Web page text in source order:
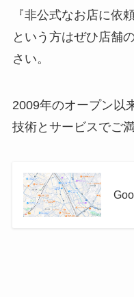
『非公式なお店に依
という方はぜひ店舗
さい。
2009年のオープン以
技術とサービスでご